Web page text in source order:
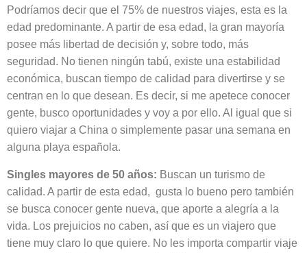
Podríamos decir que el 75% de nuestros viajes, esta es la
edad predominante. A partir de esa edad, la gran mayoría
posee más libertad de decisión y, sobre todo, más
seguridad. No tienen ningún tabú, existe una estabilidad
económica, buscan tiempo de calidad para divertirse y se
centran en lo que desean. Es decir, si me apetece conocer
gente, busco oportunidades y voy a por ello. Al igual que si
quiero viajar a China o simplemente pasar una semana en
alguna playa española.
Singles mayores de 50 años: Buscan un turismo de
calidad. A partir de esta edad, gusta lo bueno pero también
se busca conocer gente nueva, que aporte a alegría a la
vida. Los prejuicios no caben, así que es un viajero que
tiene muy claro lo que quiere. No les importa compartir viaje